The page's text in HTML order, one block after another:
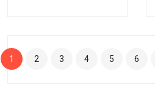
1 2 3 4 5 6